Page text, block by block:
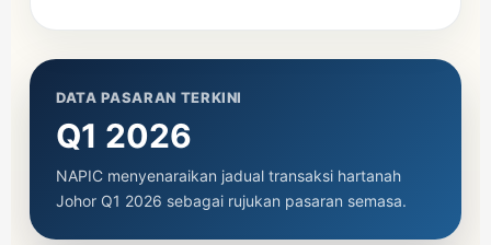
DATA PASARAN TERKINI
Q1 2026
NAPIC menyenaraikan jadual transaksi hartanah
Johor Q1 2026 sebagai rujukan pasaran semasa.